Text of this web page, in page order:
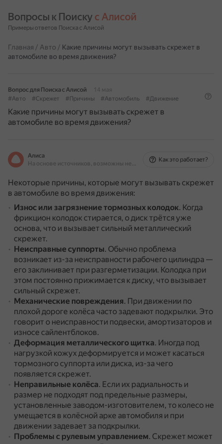
Вопросы к Поиску с Алисой
Примеры ответов Поиска с Алисой
Главная / Авто / Какие причины могут вызывать скрежет в
автомобиле во время движения?
Вопрос для Поиска с Алисой
14 мая
#Авто
#Скрежет #Причины #Автомобиль #Движение
Какие причины могут вызывать скрежет в
автомобиле во время движения?
Алиса
На основе источников, возможны неточности
Как это работает?
Некоторые причины, которые могут вызывать скрежет
в автомобиле во время движения:
Износ или загрязнение тормозных колодок. Когда
фрикцион колодок стирается, о диск трётся уже
основа, что и вызывает сильный металлический
скрежет.
Неисправные суппорты. Обычно проблема
возникает из-за неисправности рабочего цилиндра —
его заклинивает при разгерметизации. Колодка при
этом постоянно прижимается к диску, что вызывает
сильный скрежет.
Механические повреждения. При движении по
плохой дороге колёса часто задевают подкрылки. Это
говорит о неисправности подвески, амортизаторов и
износе сайлентблоков.
Деформация металлического щитка. Иногда под
нагрузкой кожух деформируется и может касаться
тормозного суппорта или диска, из-за чего
появляется скрежет.
Неправильные колёса. Если их радиальность и
размер не подходят под предельные размеры,
установленные заводом-изготовителем, то колесо не
умещается в колёсной арке автомобиля и при
движении задевает за подкрылки.
Проблемы с рулевым управлением. Скрежет может